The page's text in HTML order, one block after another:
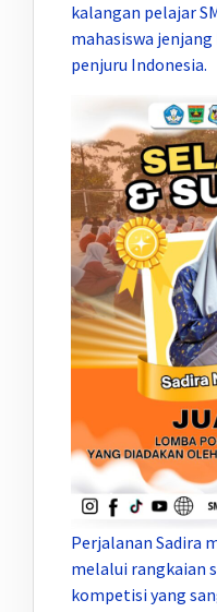
kalangan pelajar
mahasiswa jenjang
penjuru Indonesia.
Perjalanan Sadira
melalui rangkaian
kompetisi yang